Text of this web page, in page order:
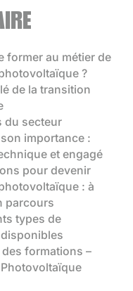
former au métier de
?
de la transition
du secteur
importance :
et engagé
pour devenir
: à
parcours
types de
formations –